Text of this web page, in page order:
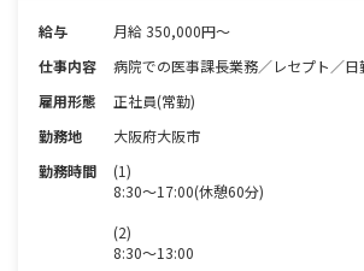
給与
月給 350,000円～
仕事内容
病院での医事課長業務／レセプト／
雇用形態
正社員(常勤)
勤務地
大阪府大阪市
勤務時間
(1)
8:30～17:00(休憩60分)
(2)
8:30～13:00